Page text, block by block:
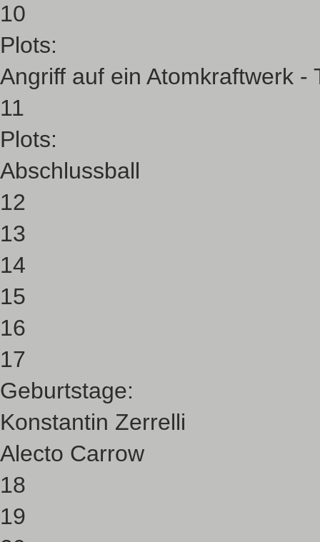
10
Plots:
Angriff auf ein Atomkraftwerk -
11
Plots:
Abschlussball
12
13
14
15
16
17
Geburtstage:
Konstantin Zerrelli
Alecto Carrow
18
19